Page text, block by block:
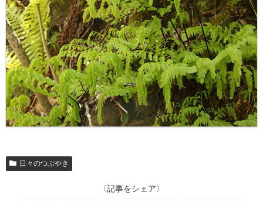
日々のつぶやき
〈記事をシェア〉